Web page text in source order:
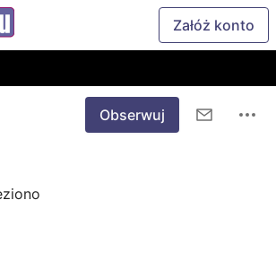
Załóż konto
Obserwuj